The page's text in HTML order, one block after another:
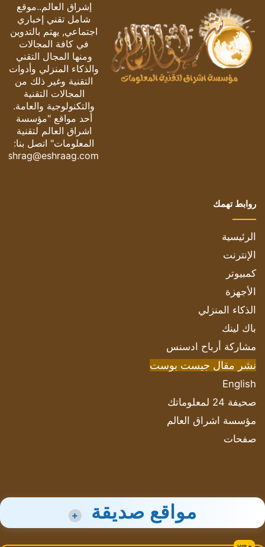
إشراق العالم..موقع
شامل تقني إخباري
اجتماعي, يهتم بالتدوين
في كافة المجالات
ومنها المجال التقني
والذكاء المنزلي وأدوات
التقنية وغير ذلك من
المجالات التقنية
والتكنولوجية والعامة.
أحد مواقع "مؤسسة
اشراق العالم لتقنية
المعلومات" اتصل بنا:
eshrag@eshraag.com
روابط تهمك
الرئيسية
الإنترنت
كمبيوتر
الأجهزة
الذكاء المنزلي
باك لينك
مشاركة أرباح ادسنس
نشر مقال جيست بوست
English
صحيفة 24 لمعلوماتك
مؤسسة اشراق العالم
صفحات
مواقع صديقة +